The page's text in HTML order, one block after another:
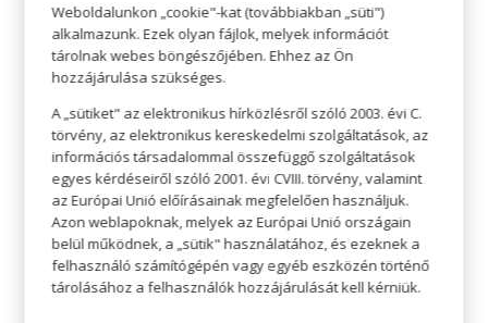
ezt együnnepi nyereményjátékkalis
megünnepeljük!
Hogyan vehetsz részt?
Egyszerű!
Vegyél igénybe bármilyen mosást a
megnyitás időszakában 2025.12.10. – 2025.12.31- —
akár külső, belső vagy PRO csomagot — és
automatikusan bekerülsz asorsolásba! A nyertest
2026.01.05-én a hivatalos oldalakonközzétesszük.
Mit nyerhetsz?
1 db Greenline PRO külső-belső mosást.
Weboldalunkon „cookie"-kat (továbbiakban „süti")
alkalmazunk. Ezek olyan fájlok, melyek információt
tárolnak webes böngészőjében. Ehhez az Ön
hozzájárulása szükséges.
A „sütiket" az elektronikus hírközlésről szóló 2003. évi C.
törvény, az elektronikus kereskedelmi szolgáltatások, az
információs társadalommal összefüggő szolgáltatások
egyes kérdéseiről szóló 2001. évi CVIII. törvény, valamint
az Európai Unió előírásainak megfelelően használjuk.
Azon weblapoknak, melyek az Európai Unió országain
belül működnek, a „sütik" használatához, és ezeknek a
felhasználó számítógépén vagy egyéb eszközén történő
tárolásához a felhasználók hozzájárulását kell kérniük.